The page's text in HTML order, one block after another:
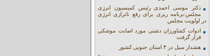
دکتر موسی احمدی رئیس کمیسیون انرژی
مجلس:برنامه ریزی برای رفع ناترازی انرژی
در اولویت مجلس
ادوات کشاورزان دشتی مورد اصابت موشکی
قرار گرفت
هشدار سیل در ۴ استان جنوبی کشور